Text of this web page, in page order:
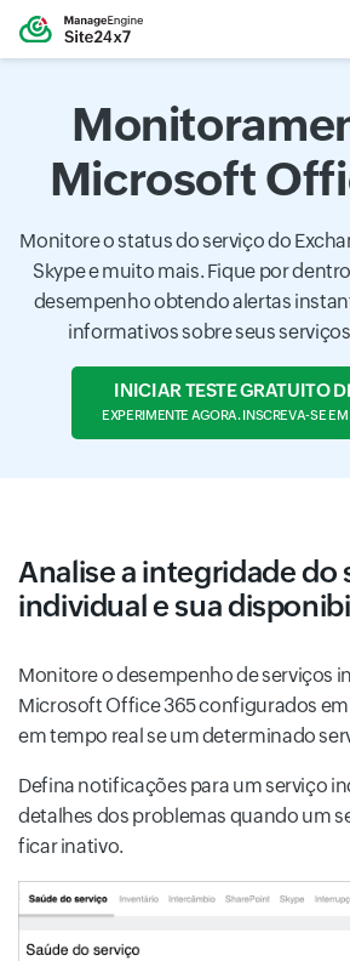
Microsoft
Monitore o status do serviço do
Skype e muito mais. Fique por
desempenho obtendo alertas
informativos sobre seus
INICIAR TESTE GRATUITO
EXPERIMENTE AGORA. INSCREVA-SE
Analise a integridade do
individual e sua
Monitore o desempenho de serviços
Microsoft Office 365 configurados em
em tempo real se um determinado
Defina notificações para um serviço
detalhes dos problemas quando um
ficar inativo.